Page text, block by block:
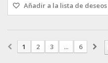
Añadir a la lista de deseos
1 2 3 ... 6